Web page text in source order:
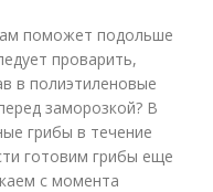
поможет подольше
проварить,
в полиэтиленовые
заморозкой? В
грибы в течение
готовим грибы еще
с момента